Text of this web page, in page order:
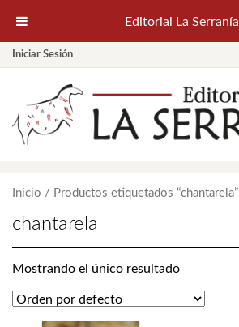
Iniciar Sesión
Inicio / Productos etiquetados “chantarela”
chantarela
Mostrando el único resultado
Editorial La Serranía